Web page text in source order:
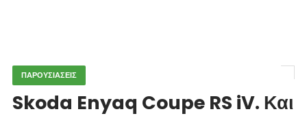
ΠΑΡΟΥΣΙΑΣΕΙΣ
Skoda Enyaq Coupe RS iV. Και